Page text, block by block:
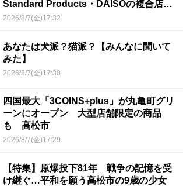
Standard Products・DAISOの複合店は
香川県初
2026/8/7(金)17:32
あなたは犬派？猫派？【みんなに聞いて
みた】
2026/8/7(金)17:30
四国最大「3COINS+plus」が丸亀町グリ
ーンにオープン 大型店舗限定の商品
も 高松市
2026/8/7(金)17:29
【特集】原爆投下81年 戦争の記憶を受
け継ぐ…平和を願う高松市の9歳の少女